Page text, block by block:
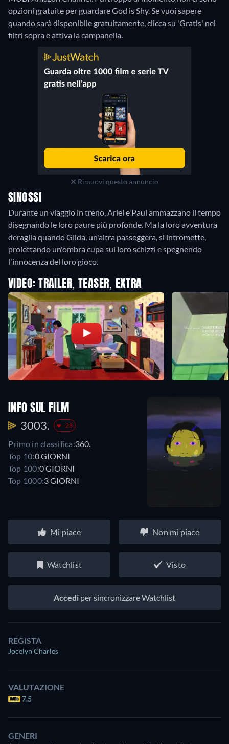
opzioni gratuite per guardare God is Shy. Se vuoi sapere
quando sarà disponibile gratuitamente, clicca su 'Gratis' nei
filtri sopra e attiva la campanella.
Rimuovi questo annuncio
SINOSSI
Durante un viaggio in treno, Ariel e Paul ammazzano il tempo
disegnando le loro paure più profonde. Ma la loro avventura
deraglia quando Gilda, un'altra passeggera, si intromette,
proiettando un'ombra cupa sui loro schizzi e spegnendo
l'innocenza del loro gioco.
VIDEO: TRAILER, TEASER, EXTRA
INFO SUL FILM
3003. -28
Primo in classifica:360.
Top 10:0 GIORNI
Top 100:0 GIORNI
Top 1000:3 GIORNI
Mi piace Non mi piace
Watchlist Visto
Accedi per sincronizzare Watchlist
REGISTA
Jocelyn Charles
VALUTAZIONE
7.5
GENERI